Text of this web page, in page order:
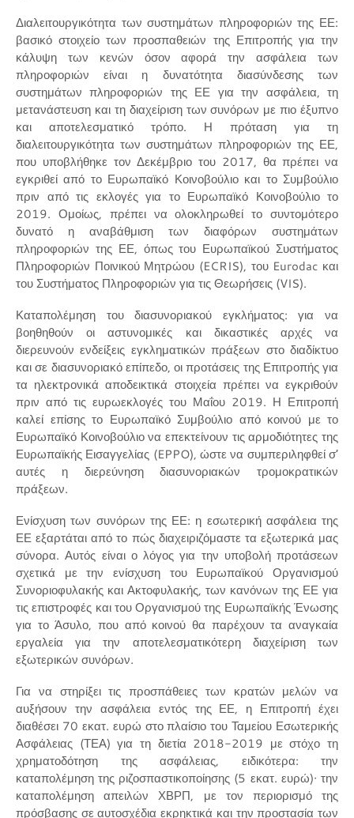
Διαλειτουργικότητα των συστημάτων πληροφοριών της ΕΕ:
βασικό στοιχείο των προσπαθειών της Επιτροπής για την
κάλυψη των κενών όσον αφορά την ασφάλεια των
πληροφοριών είναι η δυνατότητα διασύνδεσης των
συστημάτων πληροφοριών της ΕΕ για την ασφάλεια, τη
μετανάστευση και τη διαχείριση των συνόρων με πιο έξυπνο
και αποτελεσματικό τρόπο. Η πρόταση για τη
διαλειτουργικότητα των συστημάτων πληροφοριών της ΕΕ,
που υποβλήθηκε τον Δεκέμβριο του 2017, θα πρέπει να
εγκριθεί από το Ευρωπαϊκό Κοινοβούλιο και το Συμβούλιο
πριν από τις εκλογές για το Ευρωπαϊκό Κοινοβούλιο το
2019. Ομοίως, πρέπει να ολοκληρωθεί το συντομότερο
δυνατό η αναβάθμιση των διαφόρων συστημάτων
πληροφοριών της ΕΕ, όπως του Ευρωπαϊκού Συστήματος
Πληροφοριών Ποινικού Μητρώου (ECRIS), του Eurodac και
του Συστήματος Πληροφοριών για τις Θεωρήσεις (VIS).
Καταπολέμηση του διασυνοριακού εγκλήματος: για να
βοηθηθούν οι αστυνομικές και δικαστικές αρχές να
διερευνούν ενδείξεις εγκληματικών πράξεων στο διαδίκτυο
και σε διασυνοριακό επίπεδο, οι προτάσεις της Επιτροπής για
τα ηλεκτρονικά αποδεικτικά στοιχεία πρέπει να εγκριθούν
πριν από τις ευρωεκλογές του Μαΐου 2019. Η Επιτροπή
καλεί επίσης το Ευρωπαϊκό Συμβούλιο από κοινού με το
Ευρωπαϊκό Κοινοβούλιο να επεκτείνουν τις αρμοδιότητες της
Ευρωπαϊκής Εισαγγελίας (EPPO), ώστε να συμπεριληφθεί σ’
αυτές η διερεύνηση διασυνοριακών τρομοκρατικών
πράξεων.
Ενίσχυση των συνόρων της ΕΕ: η εσωτερική ασφάλεια της
ΕΕ εξαρτάται από το πώς διαχειριζόμαστε τα εξωτερικά μας
σύνορα. Αυτός είναι ο λόγος για την υποβολή προτάσεων
σχετικά με την ενίσχυση του Ευρωπαϊκού Οργανισμού
Συνοριοφυλακής και Ακτοφυλακής, των κανόνων της ΕΕ για
τις επιστροφές και του Οργανισμού της Ευρωπαϊκής Ένωσης
για το Άσυλο, που από κοινού θα παρέχουν τα αναγκαία
εργαλεία για την αποτελεσματικότερη διαχείριση των
εξωτερικών συνόρων.
Για να στηρίξει τις προσπάθειες των κρατών μελών να
αυξήσουν την ασφάλεια εντός της ΕΕ, η Επιτροπή έχει
διαθέσει 70 εκατ. ευρώ στο πλαίσιο του Ταμείου Εσωτερικής
Ασφάλειας (ΤΕΑ) για τη διετία 2018-2019 με στόχο τη
χρηματοδότηση της ασφάλειας, ειδικότερα: την
καταπολέμηση της ριζοσπαστικοποίησης (5 εκατ. ευρώ)· την
καταπολέμηση απειλών ΧΒΡΠ, με τον περιορισμό της
πρόσβασης σε αυτοσχέδια εκρηκτικά και την προστασία των